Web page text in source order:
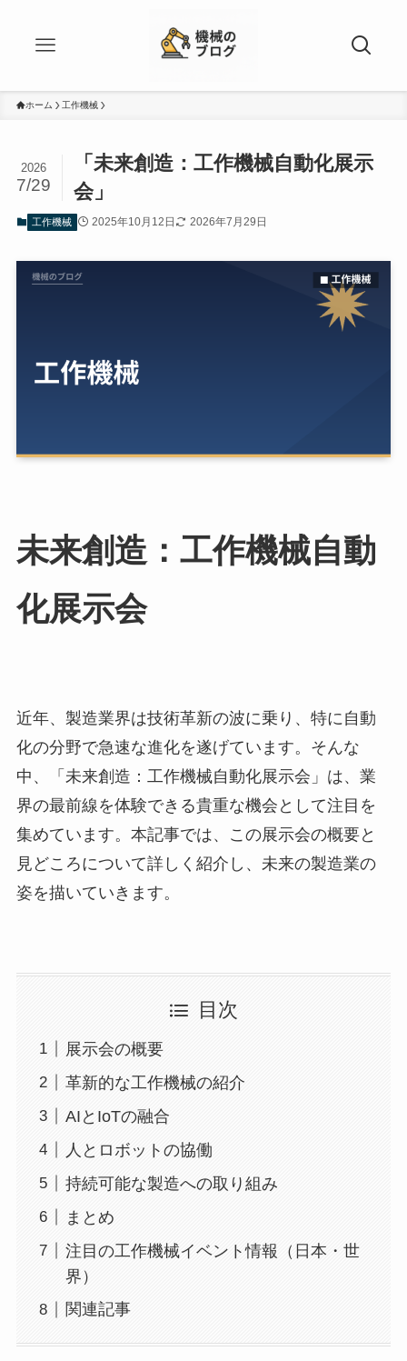
ホーム 工作機械
「未来創造：工作機械自動化展示
会」
2026
7/29
工作機械 2025年10月12日 2026年7月29日
未来創造：工作機械自動
化展示会
近年、製造業界は技術革新の波に乗り、特に自動
化の分野で急速な進化を遂げています。そんな
中、「未来創造：工作機械自動化展示会」は、業
界の最前線を体験できる貴重な機会として注目を
集めています。本記事では、この展示会の概要と
見どころについて詳しく紹介し、未来の製造業の
姿を描いていきます。
目次
展示会の概要
革新的な工作機械の紹介
AIとIoTの融合
人とロボットの協働
持続可能な製造への取り組み
まとめ
注目の工作機械イベント情報（日本・世
界）
関連記事